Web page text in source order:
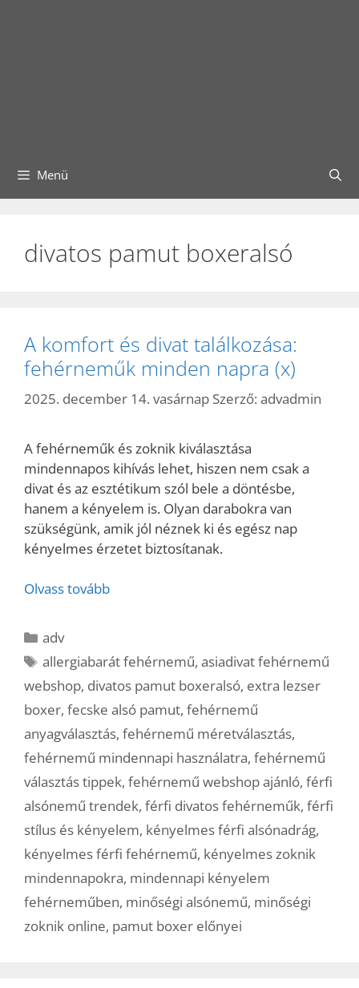
Menü
divatos pamut boxeralsó
A komfort és divat találkozása:
fehérneműk minden napra (x)
2025. december 14. vasárnap Szerző: advadmin
A fehérneműk és zoknik kiválasztása
mindennapos kihívás lehet, hiszen nem csak a
divat és az esztétikum szól bele a döntésbe,
hanem a kényelem is. Olyan darabokra van
szükségünk, amik jól néznek ki és egész nap
kényelmes érzetet biztosítanak.
Olvass tovább
Kategória
adv
Címkék
allergiabarát fehérnemű,asiadivat fehérnemű
webshop, divatos pamut boxeralsó, extra lezser
boxer, fecske alsó pamut, fehérnemű
anyagválasztás, fehérnemű méretválasztás,
fehérnemű mindennapi használatra, fehérnemű
választás tippek, fehérnemű webshop ajánló, férfi
alsónemű trendek, férfi divatos fehérneműk, férfi
stílus és kényelem, kényelmes férfi alsónadrág,
kényelmes férfi fehérnemű, kényelmes zoknik
mindennapokra, mindennapi kényelem
fehérneműben, minőségi alsónemű, minőségi
zoknik online, pamut boxer előnyei